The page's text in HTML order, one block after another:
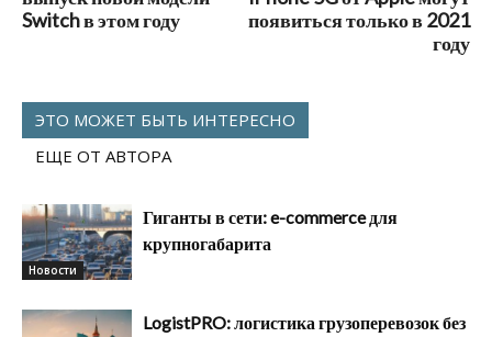
Switch в этом году
появиться только в 2021
году
ЭТО МОЖЕТ БЫТЬ ИНТЕРЕСНО
ЕЩЕ ОТ АВТОРА
Новости
Гиганты в сети: e-commerce для
крупногабарита
LogistPRO: логистика грузоперевозок без